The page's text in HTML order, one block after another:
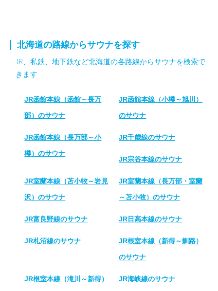
北海道の路線からサウナを探す
JR、私鉄、地下鉄など北海道の各路線からサウナを検索で
きます
JR函館本線（函館～長万
部）のサウナ
JR函館本線（小樽～旭川）
のサウナ
JR函館本線（長万部～小
樽）のサウナ
JR千歳線のサウナ
JR宗谷本線のサウナ
JR室蘭本線（苫小牧～岩見
沢）のサウナ
JR室蘭本線（長万部・室蘭
～苫小牧）のサウナ
JR富良野線のサウナ JR日高本線のサウナ
JR札沼線のサウナ JR根室本線（新得～釧路）
のサウナ
JR根室本線（滝川～新得） JR海峡線のサウナ